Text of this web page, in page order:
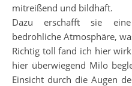
mitreißend und bildhaft.
Dazu erschafft sie
bedrohliche Atmosphäre,
Richtig toll fand ich hier
hier überwiegend Milo
Einsicht durch die Augen